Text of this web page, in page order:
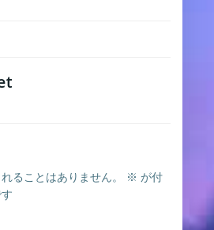
ることはありません。 ※ が付